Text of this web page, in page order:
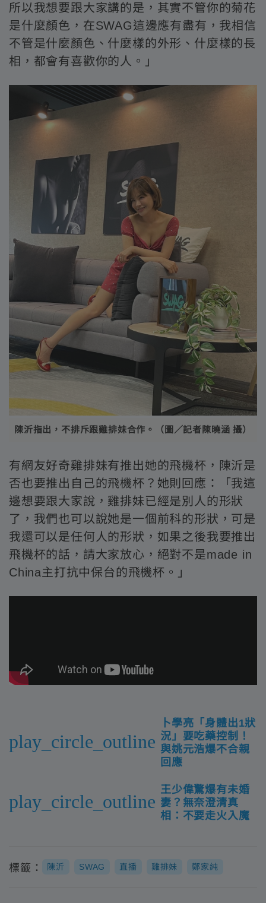
所以我想要跟大家講的是，其實不管你的菊花
是什麼顏色，在SWAG這邊應有盡有，我相信
不管是什麼顏色、什麼樣的外形、什麼樣的長
相，都會有喜歡你的人。」
陳沂指出，不排斥跟雞排妹合作。（圖／記者陳曉涵 攝）
有網友好奇雞排妹有推出她的飛機杯，陳沂是
否也要推出自己的飛機杯？她則回應：「我這
邊想要跟大家說，雞排妹已經是別人的形狀
了，我們也可以說她是一個前科的形狀，可是
我還可以是任何人的形狀，如果之後我要推出
飛機杯的話，請大家放心，絕對不是made in
China主打抗中保台的飛機杯。」
play_circle_outline
卜學亮「身體出1狀
況」要吃藥控制！
與姚元浩爆不合親
回應
play_circle_outline
王少偉驚爆有未婚
妻？無奈澄清真
相：不要走火入魔
標籤： 陳沂 SWAG 直播 雞排妹 鄭家純